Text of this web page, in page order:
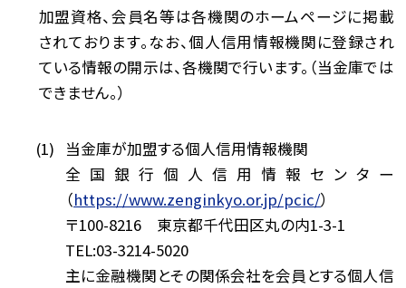
加盟資格、会員名等は各機関のホームページに掲載
されております。なお、個人信用情報機関に登録され
ている情報の開示は、各機関で行います。（当金庫では
できません。）
当金庫が加盟する個人信用情報機関
全国銀行個人信用情報センター
（https://www.zenginkyo.or.jp/pcic/）
〒100-8216 東京都千代田区丸の内1-3-1
TEL:03-3214-5020
主に金融機関とその関係会社を会員とする個人信